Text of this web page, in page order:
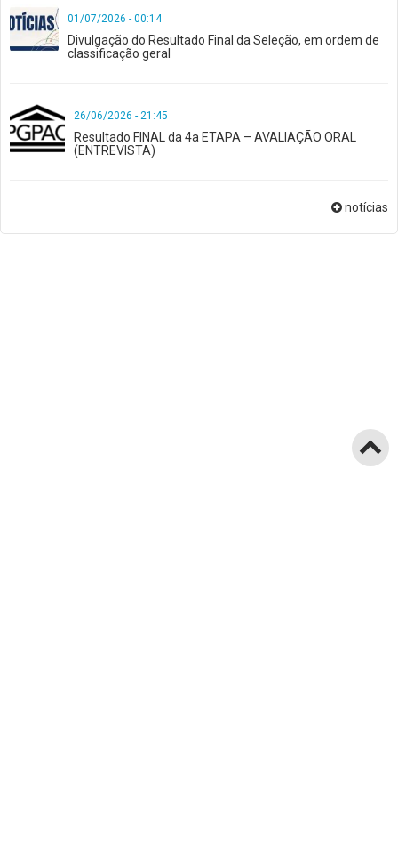
01/07/2026 - 00:14
Divulgação do Resultado Final da Seleção, em ordem de
classificação geral
26/06/2026 - 21:45
Resultado FINAL da 4a ETAPA – AVALIAÇÃO ORAL
(ENTREVISTA)
notícias